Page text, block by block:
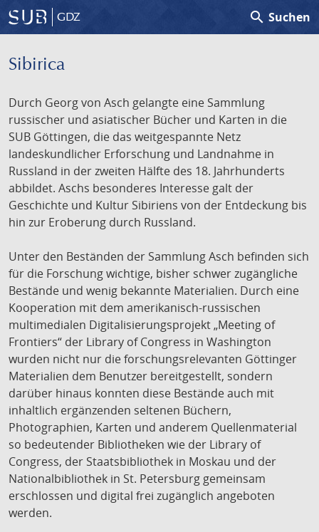
GDZ search Suchen
Sibirica
Durch Georg von Asch gelangte eine Sammlung
russischer und asiatischer Bücher und Karten in die
SUB Göttingen, die das weitgespannte Netz
landeskundlicher Erforschung und Landnahme in
Russland in der zweiten Hälfte des 18. Jahrhunderts
abbildet. Aschs besonderes Interesse galt der
Geschichte und Kultur Sibiriens von der Entdeckung bis
hin zur Eroberung durch Russland.
Unter den Beständen der Sammlung Asch befinden sich
für die Forschung wichtige, bisher schwer zugängliche
Bestände und wenig bekannte Materialien. Durch eine
Kooperation mit dem amerikanisch-russischen
multimedialen Digitalisierungsprojekt „Meeting of
Frontiers“ der Library of Congress in Washington
wurden nicht nur die forschungsrelevanten Göttinger
Materialien dem Benutzer bereitgestellt, sondern
darüber hinaus konnten diese Bestände auch mit
inhaltlich ergänzenden seltenen Büchern,
Photographien, Karten und anderem Quellenmaterial
so bedeutender Bibliotheken wie der Library of
Congress, der Staatsbibliothek in Moskau und der
Nationalbibliothek in St. Petersburg gemeinsam
erschlossen und digital frei zugänglich angeboten
werden.